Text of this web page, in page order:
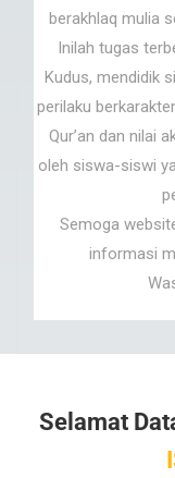
berakhlaq mulia
Inilah tugas
Kudus, mendidik
perilaku
Qur’an dan nilai
oleh siswa-siswi
Semoga
informasi
Selamat